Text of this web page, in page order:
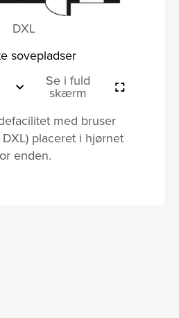
DXL
sovepladser
Se i fuld
skærm
med bruser
placeret i hjørnet
enden.